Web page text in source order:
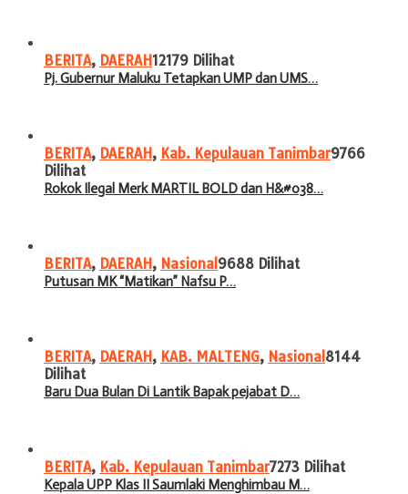
BERITA, DAERAH12179 Dilihat
Pj. Gubernur Maluku Tetapkan UMP dan UMS…
BERITA, DAERAH, Kab. Kepulauan Tanimbar9766
Dilihat
Rokok Ilegal Merk MARTIL BOLD dan H&#038…
BERITA, DAERAH, Nasional 9688 Dilihat
Putusan MK “Matikan” Nafsu P…
BERITA, DAERAH, KAB. MALTENG, Nasional 8144
Dilihat
Baru Dua Bulan Di Lantik Bapak pejabat D…
BERITA, Kab. Kepulauan Tanimbar7273 Dilihat
Kepala UPP Klas II Saumlaki Menghimbau M…